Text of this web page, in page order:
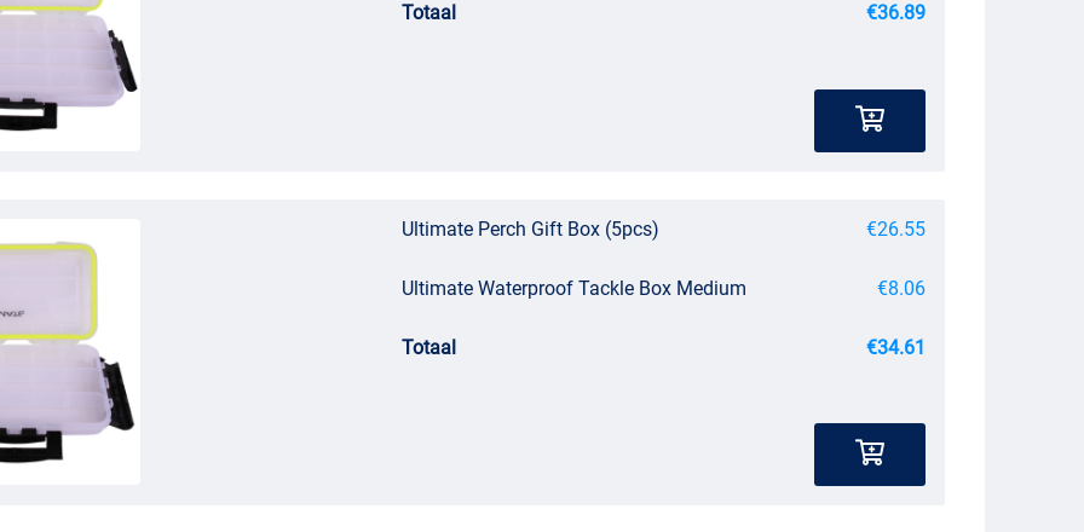
forel
Totaal €36.89
Ultimate Perch Gift Box (5pcs) €26.55
Ultimate Waterproof Tackle Box Medium €8.06
Totaal €34.61